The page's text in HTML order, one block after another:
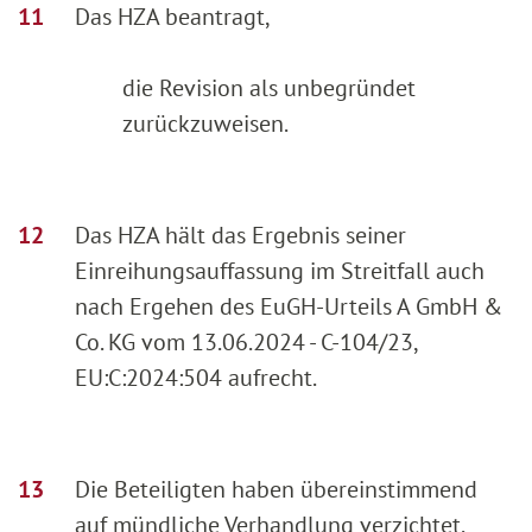
Das HZA beantragt,
die Revision als unbegründet
zurückzuweisen.
Das HZA hält das Ergebnis seiner
Einreihungsauffassung im Streitfall auch
nach Ergehen des EuGH-Urteils A GmbH &
Co. KG vom 13.06.2024 - C-104/23,
EU:C:2024:504 aufrecht.
Die Beteiligten haben übereinstimmend
auf mündliche Verhandlung verzichtet.